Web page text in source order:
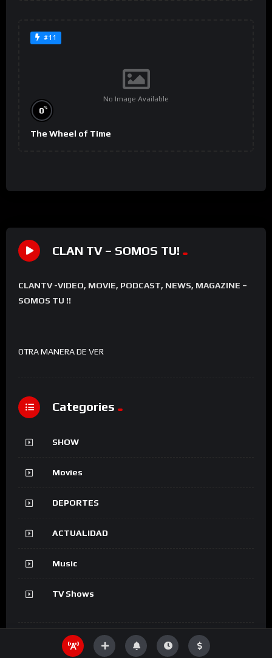
#11
No Image Available
0%
The Wheel of Time
CLAN TV – SOMOS TU!
CLANTV -VIDEO, MOVIE, PODCAST, NEWS, MAGAZINE –
SOMOS TU !!
OTRA MANERA DE VER
Categories
SHOW
Movies
DEPORTES
ACTUALIDAD
Music
TV Shows
Information